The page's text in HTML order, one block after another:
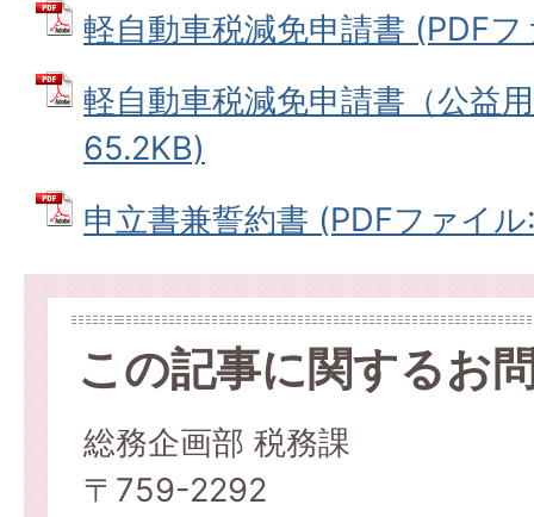
軽自動車税減免申請書 (PDF
軽自動車税減免申請書（公益
65.2KB)
申立書兼誓約書 (PDFファイ
この記事に関するお
総務企画部 税務課
〒759-2292